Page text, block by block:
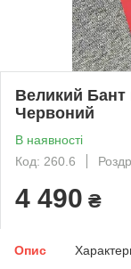
Великий
Червоний
В наявності
Код: 260.6
4 490 ₴
Опис